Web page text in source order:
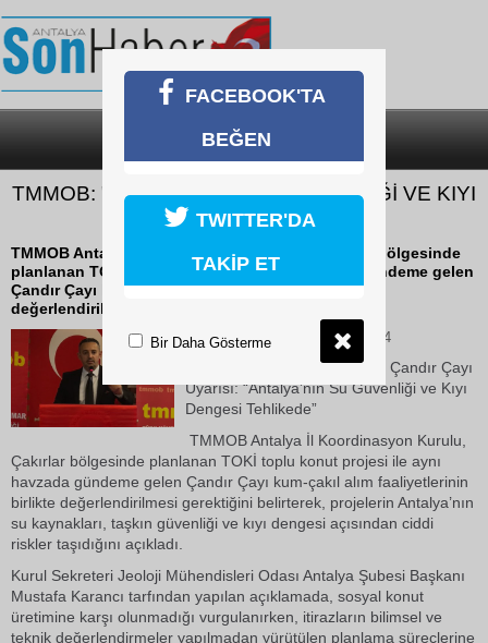
SON DAKİKA
TMMOB: "ANTALYA'NIN SU GÜVENLİĞİ VE KIYI
DENGESİ TEHLİKEDE"
TMMOB Antalya İl Koordinasyon Kurulu, Çakırlar bölgesinde
planlanan TOKİ konut projesi ile aynı havzada gündeme gelen
Çandır Çayı kum-çakıl alım faaliyetlerinin birlikte
değerlendirilmesi gerektiğiyle ilgili açıklama yaptı.
08 Haziran 2026 Pazartesi 23:44
Meslek Odalarından TOKİ ve Çandır Çayı
Uyarısı: “Antalya’nın Su Güvenliği ve Kıyı
Dengesi Tehlikede”
TMMOB Antalya İl Koordinasyon Kurulu,
Çakırlar bölgesinde planlanan TOKİ toplu konut projesi ile aynı
havzada gündeme gelen Çandır Çayı kum-çakıl alım faaliyetlerinin
birlikte değerlendirilmesi gerektiğini belirterek, projelerin Antalya’nın
su kaynakları, taşkın güvenliği ve kıyı dengesi açısından ciddi
riskler taşıdığını açıkladı.
Kurul Sekreteri Jeoloji Mühendisleri Odası Antalya Şubesi Başkanı
Mustafa Karancı tarfından yapılan açıklamada, sosyal konut
üretimine karşı olunmadığı vurgulanırken, itirazların bilimsel ve
teknik değerlendirmeler yapılmadan yürütülen planlama süreçlerine
FACEBOOK'TA
BEĞEN
TWITTER'DA
TAKİP ET
Bir Daha Gösterme